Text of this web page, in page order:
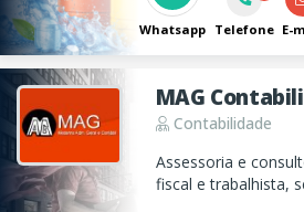
Whatsapp Telefone E-
MAG
Contabilidade
Assessoria e
fiscal e trabalhista,